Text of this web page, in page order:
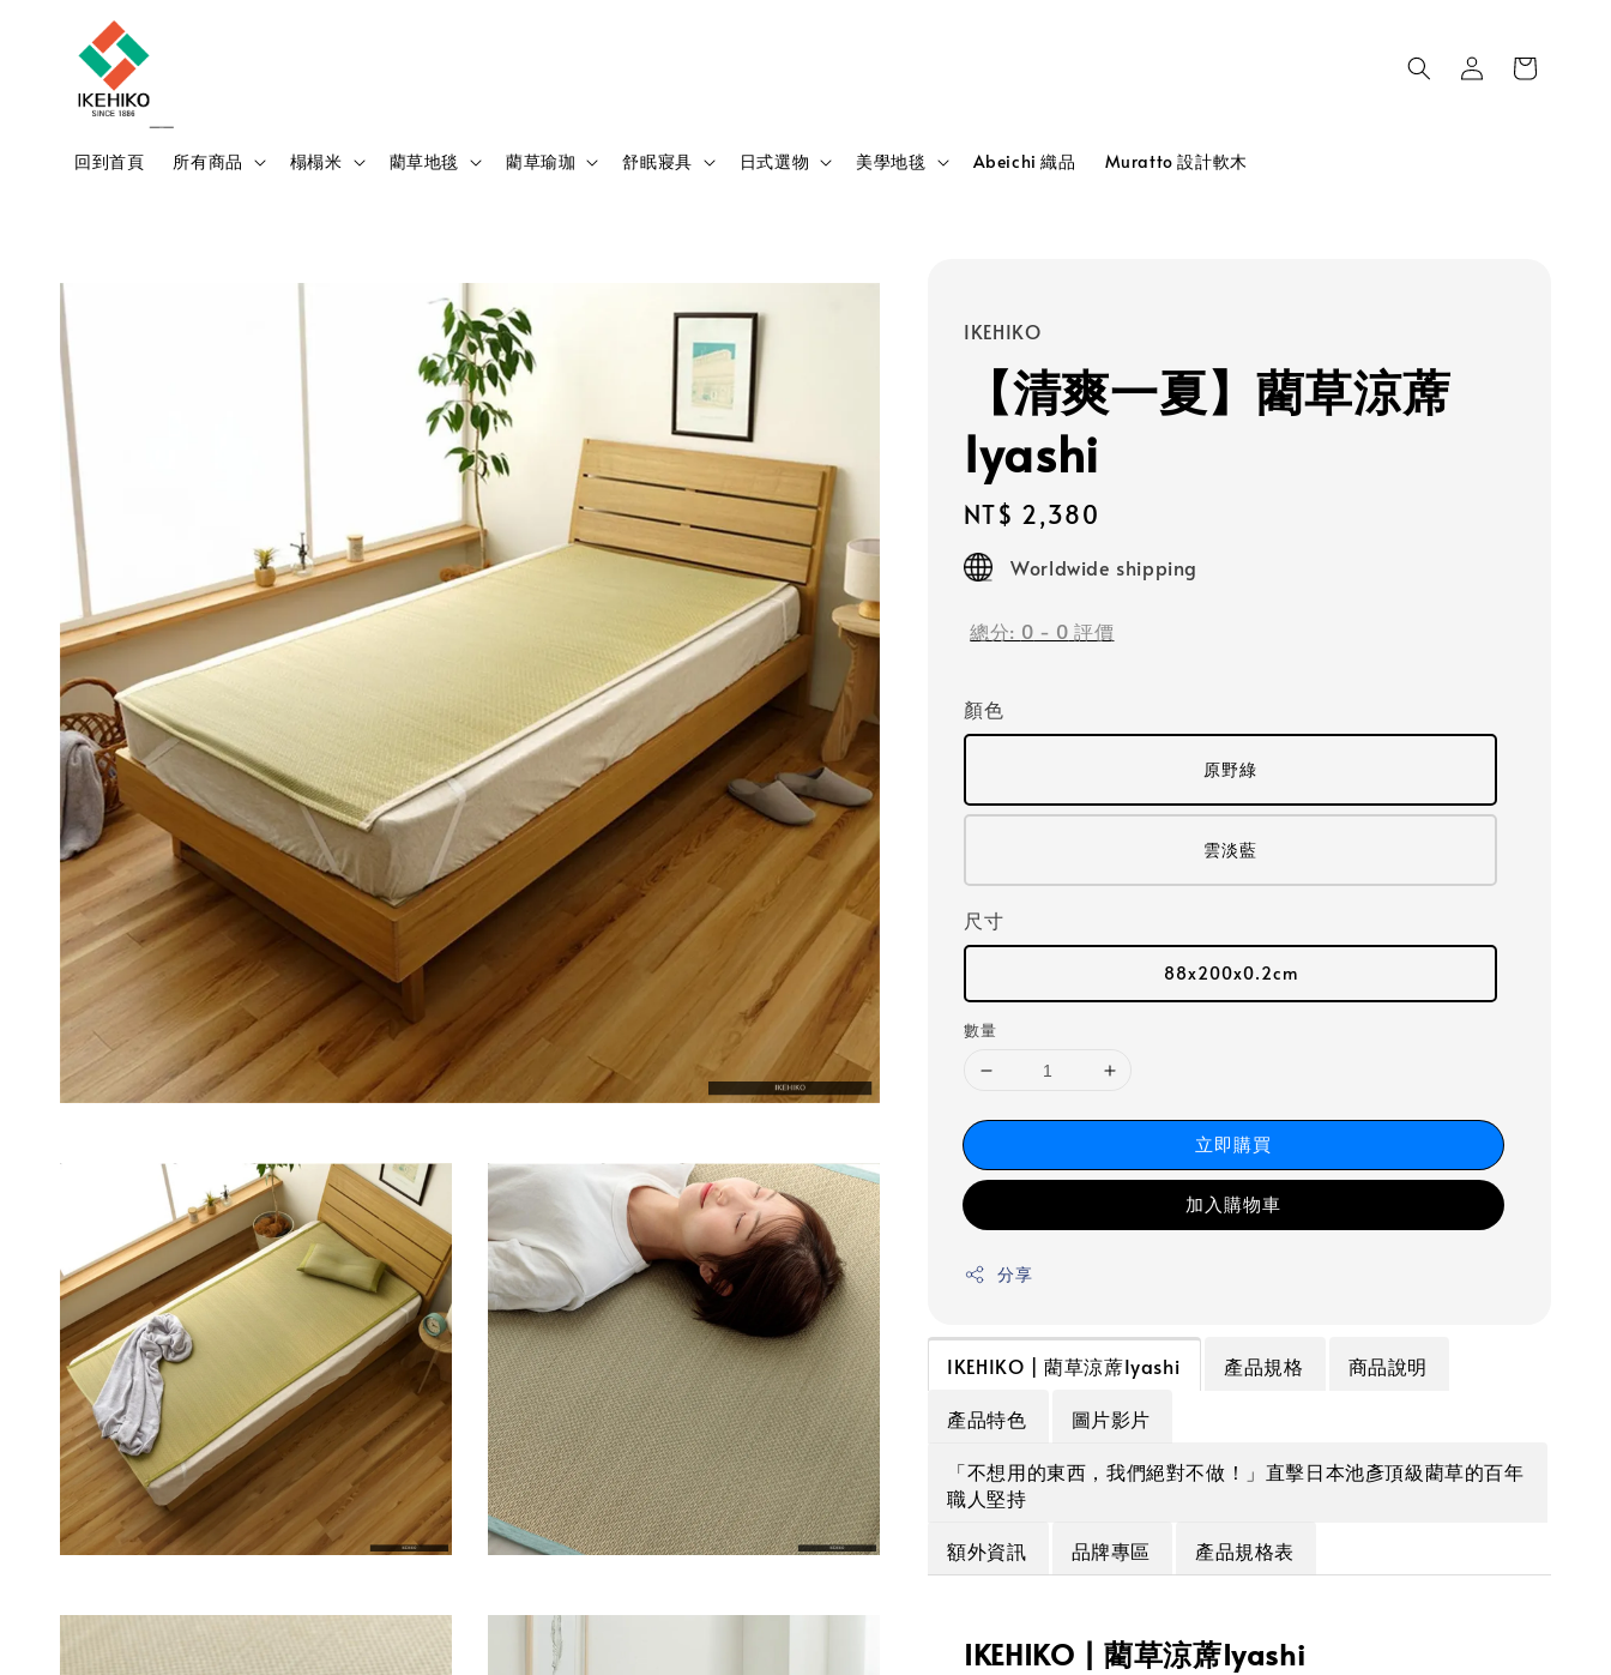
回到首頁 所有商品 榻榻米 藺草地毯 藺草瑜珈 舒眠寢具 日式選物 美學地毯 Abeichi 織品 Muratto 設計軟木
IKEHIKO
【清爽一夏】藺草涼蓆
Iyashi
Regular
price
NT$ 2,380
Worldwide shipping
總分: 0 - 0 評價
顏色
原野綠
雲淡藍
尺寸
88x200x0.2cm
數量
立即購買
加入購物車
分享
IKEHIKO | 藺草涼蓆Iyashi 產品規格
商品說明
產品特色
圖片影片
「不想用的東西，我們絕對不做！」直擊日本池彥頂級藺草的百年
職人堅持
額外資訊
品牌專區 產品規格表
IKEHIKO | 藺草涼蓆Iyashi